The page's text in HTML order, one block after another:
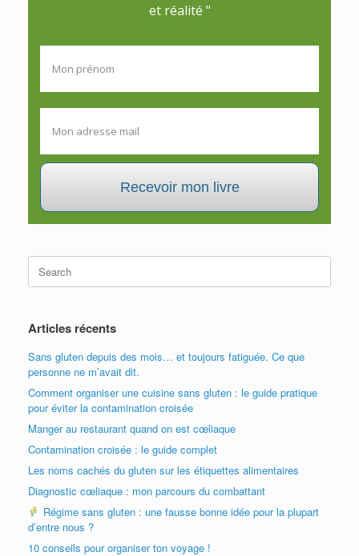
et réalité "
Recevoir mon livre
Search
for:
Articles récents
Sans gluten depuis des mois… et toujours fatiguée. Ce que
personne ne m’avait dit.
Comment organiser une cuisine sans gluten : le guide pratique
pour éviter la contamination croisée
Manger au restaurant quand on est cœliaque
Contamination croisée : le guide complet
Les noms cachés du gluten sur les étiquettes alimentaires
Diagnostic cœliaque : mon parcours du combattant
Régime sans gluten : une fausse bonne idée pour la plupart
d’entre nous ?
10 conseils pour organiser ton voyage !